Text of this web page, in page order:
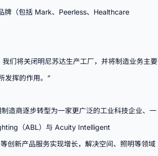
牌（包括 Mark、Peerless、Healthcare
们将关闭明尼苏达生产工厂，并将制造业务主要
发挥的作用。”
造商逐步转型为一家更广泛的工业科技企业、一
（ABL）与 Acuity Intelligent
创新产品服务实现增长，解决空间、照明等领域